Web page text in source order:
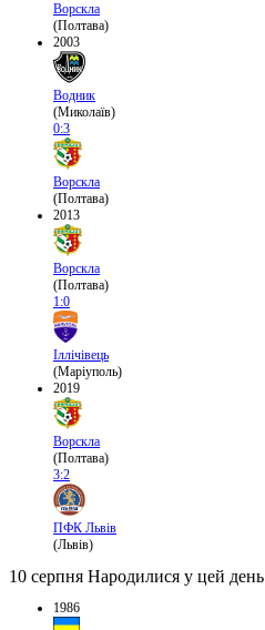
Ворскла
(Полтава)
2003
Водник
(Миколаїв)
0:3
Ворскла
(Полтава)
2013
Ворскла
(Полтава)
1:0
Іллічівець
(Маріуполь)
2019
Ворскла
(Полтава)
3:2
ПФК Львів
(Львів)
10 серпня Народилися у цей день
1986